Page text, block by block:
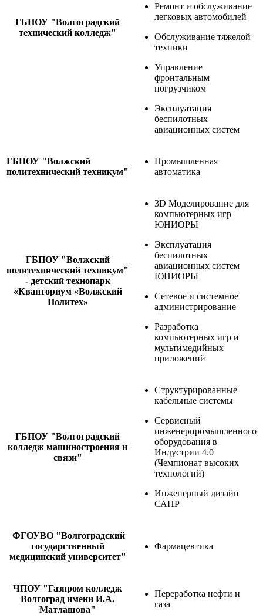
ГБПОУ "Волгоградский
технический колледж"
Ремонт и обслуживание
легковых автомобилей
Обслуживание тяжелой
техники
Управление
фронтальным
погрузчиком
Эксплуатация
беспилотных
авиационных систем
ГБПОУ "Волжский
политехнический техникум"
Промышленная
автоматика
ГБПОУ "Волжский
политехнический техникум"
- детский технопарк
«Кванториум «Волжский
Политех»
3D Моделирование для
компьютерных игр
ЮНИОРЫ
Эксплуатация
беспилотных
авиационных систем
ЮНИОРЫ
Сетевое и системное
администрирование
Разработка
компьютерных игр и
мультимедийных
приложений
ГБПОУ "Волгоградский
колледж машиностроения и
связи"
Структурированные
кабельные системы
Сервисный
инженерпромышленного
оборудования в
Индустрии 4.0
(Чемпионат высоких
технологий)
Инженерный дизайн
САПР
ФГОУВО "Волгоградский
государственный
медицинский университет"
Фармацевтика
ЧПОУ "Газпром колледж
Волгоград имени И.А.
Матлашова"
Переработка нефти и
газа